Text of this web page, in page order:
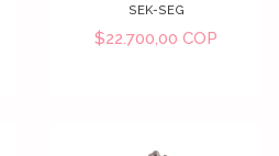
SEK-SEG
$22.700,00 COP